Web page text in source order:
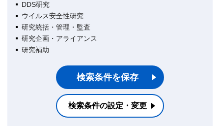
DDS研究
ウイルス安全性研究
研究統括・管理・監査
研究企画・アライアンス
研究補助
検索条件を保存
検索条件の設定・変更